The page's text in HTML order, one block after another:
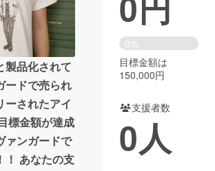
映画 書籍・雑誌
ス・起業 チャレンジ
くり・地域活性化
for Social Good CAMPFIRE Creation
製品化されて
ードで売られ
ーされたアイ
標金額が達成
ァンガードで
！ あなたの支
0%
目標金額は
150,000円
支援者数
0人